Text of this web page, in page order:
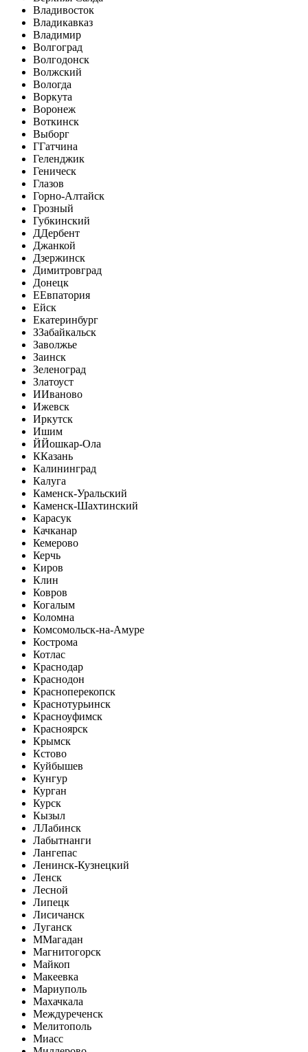
Владивосток
Владикавказ
Владимир
Волгоград
Волгодонск
Волжский
Вологда
Воркута
Воронеж
Воткинск
Выборг
ГГатчина
Геленджик
Геническ
Глазов
Горно-Алтайск
Грозный
Губкинский
ДДербент
Джанкой
Дзержинск
Димитровград
Донецк
ЕЕвпатория
Ейск
Екатеринбург
ЗЗабайкальск
Заволжье
Заинск
Зеленоград
Златоуст
ИИваново
Ижевск
Иркутск
Ишим
ЙЙошкар-Ола
ККазань
Калининград
Калуга
Каменск-Уральский
Каменск-Шахтинский
Карасук
Качканар
Кемерово
Керчь
Киров
Клин
Ковров
Когалым
Коломна
Комсомольск-на-Амуре
Кострома
Котлас
Краснодар
Краснодон
Красноперекопск
Краснотурьинск
Красноуфимск
Красноярск
Крымск
Кстово
Куйбышев
Кунгур
Курган
Курск
Кызыл
ЛЛабинск
Лабытнанги
Лангепас
Ленинск-Кузнецкий
Ленск
Лесной
Липецк
Лисичанск
Луганск
ММагадан
Магнитогорск
Майкоп
Макеевка
Мариуполь
Махачкала
Междуреченск
Мелитополь
Миасс